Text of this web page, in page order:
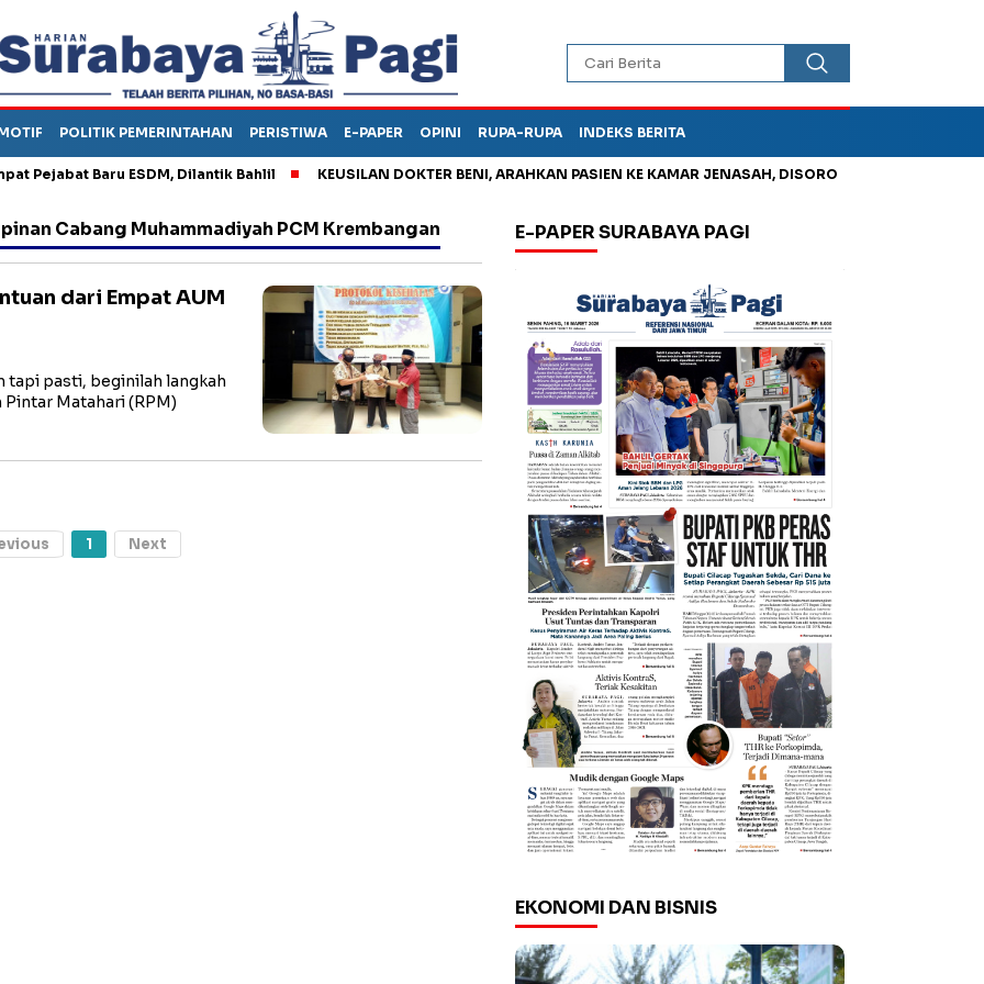
POLITIK PEMERINTAHAN PERISTIWA E-PAPER OPINI RUPA-RUPA INDEKS BERITA
Baru ESDM, Dilantik Bahlil KEUSILAN DOKTER BENI, ARAHKAN PASIEN KE KAMAR JENASAH, DISOROT
Cabang Muhammadiyah PCM Krembangan
dari Empat AUM
tapi pasti, beginilah langkah
Matahari (RPM)
1 Next
E-PAPER SURABAYA PAGI
EKONOMI DAN BISNIS